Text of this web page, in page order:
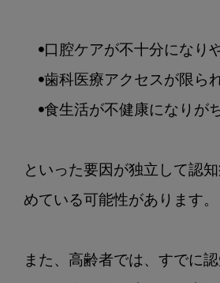
•口腔ケアが不十分になり
•歯科医療アクセスが限ら
•食生活が不健康になりが
といった要因が独立して認
めている可能性があります。
また、高齢者では、すでに